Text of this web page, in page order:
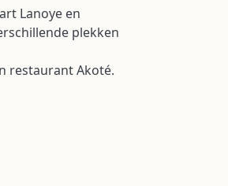
Lanoye en
plekken
restaurant Akoté.